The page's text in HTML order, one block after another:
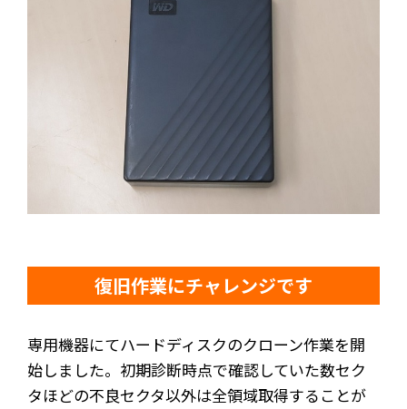
復旧作業にチャレンジです
専用機器にてハードディスクのクローン作業を開
始しました。初期診断時点で確認していた数セク
タほどの不良セクタ以外は全領域取得することが